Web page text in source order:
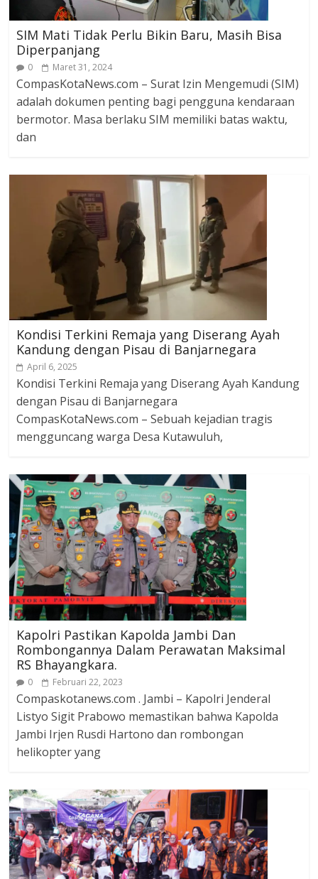
SIM Mati Tidak Perlu Bikin Baru, Masih Bisa
Diperpanjang
0 Maret 31, 2024
CompasKotaNews.com – Surat Izin Mengemudi (SIM)
adalah dokumen penting bagi pengguna kendaraan
bermotor. Masa berlaku SIM memiliki batas waktu,
dan
Kondisi Terkini Remaja yang Diserang Ayah
Kandung dengan Pisau di Banjarnegara
April 6, 2025
Kondisi Terkini Remaja yang Diserang Ayah Kandung
dengan Pisau di Banjarnegara
CompasKotaNews.com – Sebuah kejadian tragis
mengguncang warga Desa Kutawuluh,
Kapolri Pastikan Kapolda Jambi Dan
Rombongannya Dalam Perawatan Maksimal
RS Bhayangkara.
0 Februari 22, 2023
Compaskotanews.com . Jambi – Kapolri Jenderal
Listyo Sigit Prabowo memastikan bahwa Kapolda
Jambi Irjen Rusdi Hartono dan rombongan
helikopter yang